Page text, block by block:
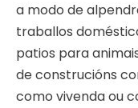
a modo de
traballos
patios para
de construcións
como vivenda ou